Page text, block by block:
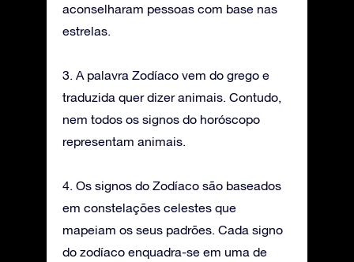
aconselharam pessoas com base nas
estrelas.
3. A palavra Zodíaco vem do grego e
traduzida quer dizer animais. Contudo,
nem todos os signos do horóscopo
representam animais.
4. Os signos do Zodíaco são baseados
em constelações celestes que
mapeiam os seus padrões. Cada signo
do zodíaco enquadra-se em uma de